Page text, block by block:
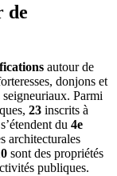
de
autour de
donjons et
Parmi
23 inscrits à
du 4e
architecturales
sont des propriétés
publiques.